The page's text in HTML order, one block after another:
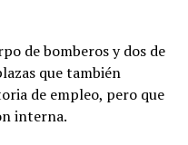
de bomberos y dos de
que también
de empleo, pero que
interna.